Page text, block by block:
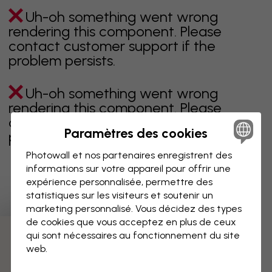
Uh-oh something went wrong
rendering this component. Please
contact customer support if the
problem persists.
Uh-oh something went wrong
rendering this component. Please
contact customer support if the
problem persists.
Page 1 sur 36 pages
Découvrez plus de catégories
Paramètres des cookies
Photowall et nos partenaires enregistrent des
informations sur votre appareil pour offrir une
expérience personnalisée, permettre des
statistiques sur les visiteurs et soutenir un
marketing personnalisé. Vous décidez des types
de cookies que vous acceptez en plus de ceux
qui sont nécessaires au fonctionnement du site
web.